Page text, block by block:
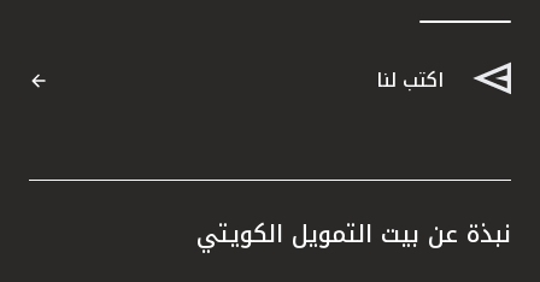
اكتب لنا
نبذة عن بيت التمويل الكويتي